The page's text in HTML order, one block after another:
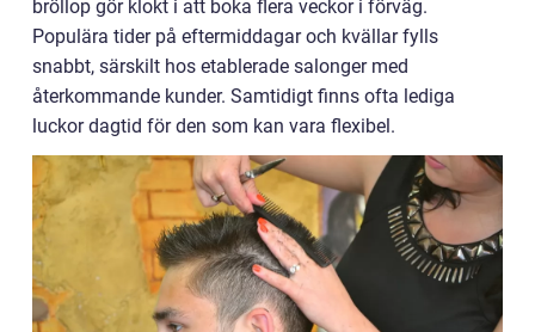
bröllop gör klokt i att boka flera veckor i förväg.
Populära tider på eftermiddagar och kvällar fylls
snabbt, särskilt hos etablerade salonger med
återkommande kunder. Samtidigt finns ofta lediga
luckor dagtid för den som kan vara flexibel.